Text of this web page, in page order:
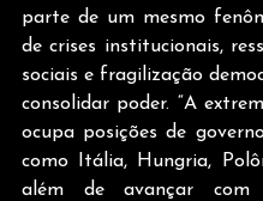
parte de um mesmo
de crises institucionais,
sociais e fragilização
consolidar poder. “A
ocupa posições de
como Itália, Hungria,
além de avançar